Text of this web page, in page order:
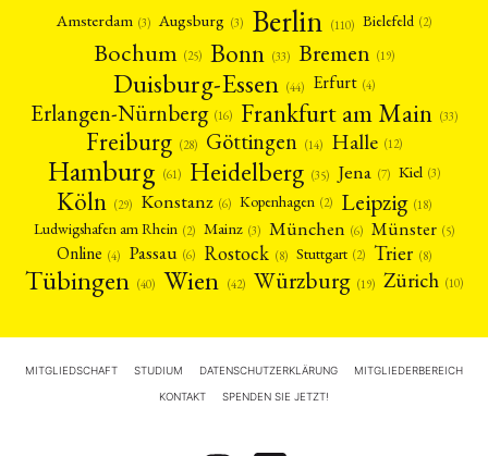
Amsterdam (3) Augsburg (3) Berlin (110) Bielefeld (2)
Bochum (25) Bonn (33) Bremen (19)
Duisburg-Essen (44) Erfurt (4)
Erlangen-Nürnberg (16) Frankfurt am Main (33)
Freiburg (28) Göttingen (14) Halle (12)
Hamburg (61) Heidelberg (35) Jena (7) Kiel (3)
Köln (29) Konstanz (6) Kopenhagen (2) Leipzig (18)
Ludwigshafen am Rhein (2) Mainz (3) München (6) Münster (5)
Online (4) Passau (6) Rostock (8) Stuttgart (2) Trier (8)
Tübingen (40) Wien (42) Würzburg (19) Zürich (10)
MITGLIEDSCHAFT STUDIUM DATENSCHUTZERKLÄRUNG MITGLIEDERBEREICH
KONTAKT SPENDEN SIE JETZT!